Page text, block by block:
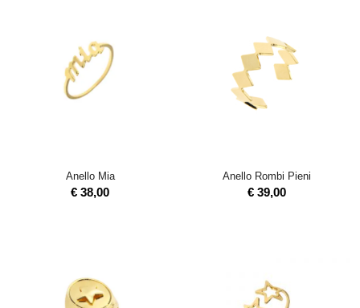
Anello Mia
€ 38,00
Anello Rombi Pieni
€39,00